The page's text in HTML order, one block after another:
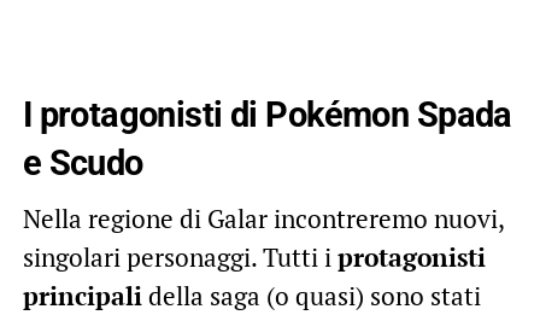
I protagonisti di Pokémon Spada
e Scudo
Nella regione di Galar incontreremo nuovi,
singolari personaggi. Tutti iprotagonisti
principalidella saga (o quasi) sono stati